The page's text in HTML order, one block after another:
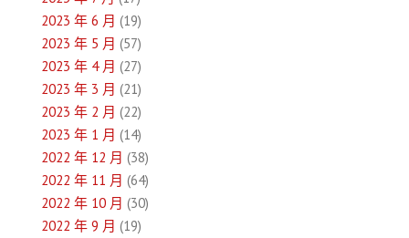
2023 年 6 月 (19)
2023 年 5 月 (57)
2023 年 4 月 (27)
2023 年 3 月 (21)
2023 年 2 月 (22)
2023 年 1 月 (14)
2022 年 12 月 (38)
2022 年 11 月 (64)
2022 年 10 月 (30)
2022 年 9 月 (19)